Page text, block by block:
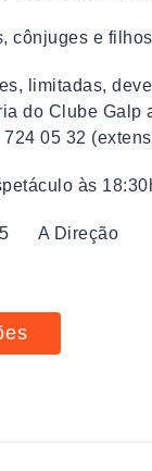
limitadas,
do Clube Galp
05 32
às
A Direção